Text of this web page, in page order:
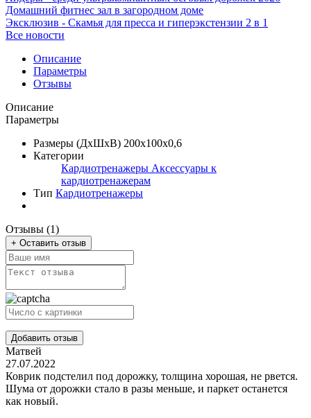
Домашний фитнес зал в загородном доме
Эксклюзив - Скамья для пресса и гиперэкстензии 2 в 1
Все новости
Описание
Параметры
Отзывы
Описание
Параметры
Размеры (ДхШхВ) 200х100х0,6
Категории
Кардиотренажеры Аксессуары к
кардиотренажерам
Тип Кардиотренажеры
Отзывы (1)
+ Оставить отзыв
Добавить отзыв
Матвей
27.07.2022
Коврик подстелил под дорожку, толщина хорошая, не рвется.
Шума от дорожки стало в разы меньше, и паркет останется
как новый.